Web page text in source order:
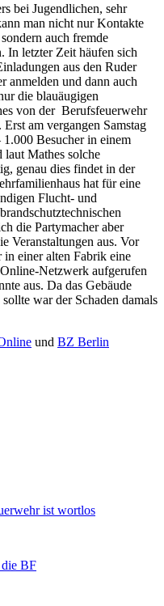
bei Jugendlichen, sehr
man nicht nur Kontakte
auch fremde
In letzter Zeit häufen sich
aus den Ruder
anmelden und dann auch
die blauäugigen
von der Berufsfeuerwehr
am vergangen Samstag
Besucher in einem
Mathes solche
genau dies findet in der
hat für eine
Flucht- und
die Partymacher aber
Veranstaltungen aus. Vor
in einer alten Fabrik eine
Netzwerk aufgerufen
aus. Da das Gebäude
war der Schaden damals
und BZ Berlin
ist wortlos
BF